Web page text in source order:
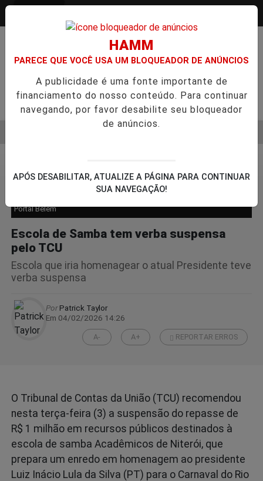
Pesquisar Notícia
Política
Portal Belém
Escola de Samba tem verba suspensa
pelo TCU
Escola que iria homenagear o atual Presidente teve
verba suspensa
PorPatrick Taylor
Em 04/02/2026 14:26
A- A+ REPORTAR ERROS
O Tribunal de Contas da União (TCU) recomendou
nesta terça‑feira (3) a suspensão do repasse de
R$ 1 milhão em recursos públicos destinados à
escola de samba Acadêmicos de Niterói, que
prepara um enredo em homenagem ao presidente
Luiz Inácio Lula da Silva (PT) para o Carnaval do Rio
HAMM
PARECE QUE VOCÊ USA UM BLOQUEADOR DE ANÚNCIOS
A publicidade é uma fonte importante de
financiamento do nosso conteúdo. Para continuar
navegando, por favor desabilite seu bloqueador
de anúncios.
APÓS DESABILITAR, ATUALIZE A PÁGINA PARA CONTINUAR
SUA NAVEGAÇÃO!